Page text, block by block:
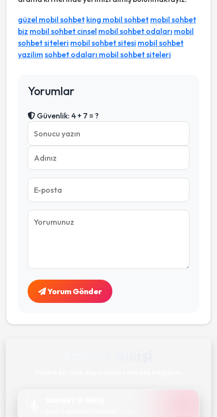
güzel mobil sohbet king mobil sohbet mobil sohbet
biz mobil sohbet cinsel mobil sohbet odaları mobil
sohbet siteleri mobil sohbet sitesi mobil sohbet
yazilim sohbet odaları mobil sohbet siteleri
Yorumlar
Güvenlik: 4 + 7 = ?
Yorum Gönder